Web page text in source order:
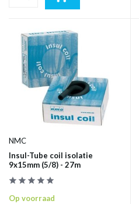
NMC
Insul-Tube coil isolatie
9x15mm (5/8) - 27m
Op voorraad